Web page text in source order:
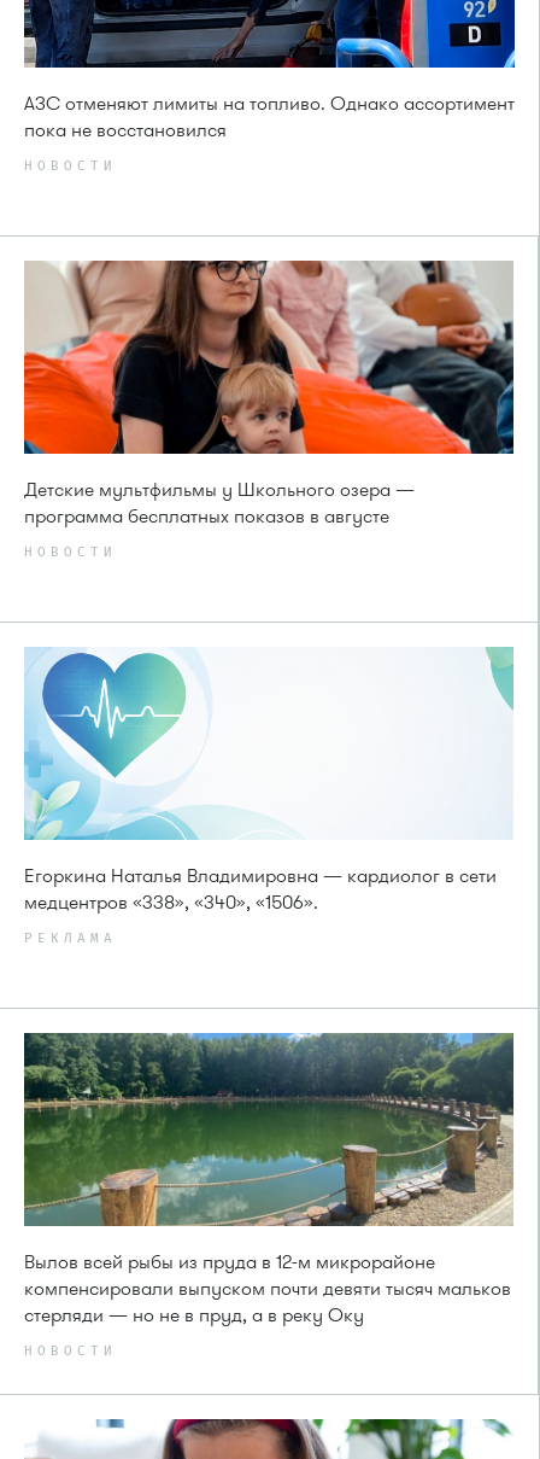
АЗС отменяют лимиты на топливо. Однако ассортимент
пока не восстановился
НОВОСТИ
Детские мультфильмы у Школьного озера —
программа бесплатных показов в августе
НОВОСТИ
Егоркина Наталья Владимировна — кардиолог в сети
медцентров «338», «340», «1506».
РЕКЛАМА
Вылов всей рыбы из пруда в 12-м микрорайоне
компенсировали выпуском почти девяти тысяч мальков
стерляди — но не в пруд, а в реку Оку
НОВОСТИ